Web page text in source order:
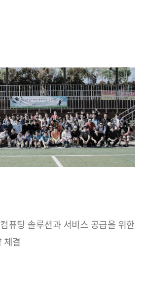
퓨팅 솔루션과 서비스 공급을 위한
체결